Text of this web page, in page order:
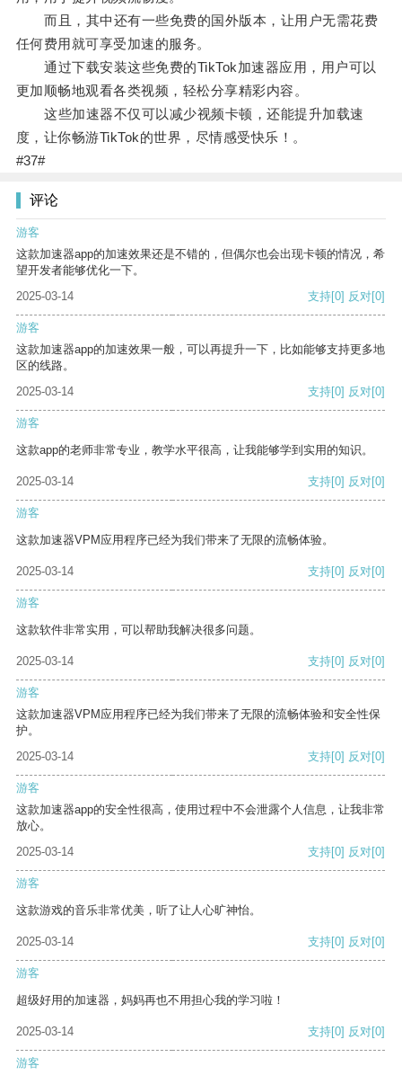
而且，其中还有一些免费的国外版本，让用户无需花费
任何费用就可享受加速的服务。
通过下载安装这些免费的TikTok加速器应用，用户可以
更加顺畅地观看各类视频，轻松分享精彩内容。
这些加速器不仅可以减少视频卡顿，还能提升加载速
度，让你畅游TikTok的世界，尽情感受快乐！。
#37#
评论
游客
这款加速器app的加速效果还是不错的，但偶尔也会出现卡顿的情况，希
望开发者能够优化一下。
2025-03-14
支持[0] 反对[0]
游客
这款加速器app的加速效果一般，可以再提升一下，比如能够支持更多地
区的线路。
2025-03-14
支持[0] 反对[0]
游客
这款app的老师非常专业，教学水平很高，让我能够学到实用的知识。
2025-03-14 支持[0] 反对[0]
游客
这款加速器VPM应用程序已经为我们带来了无限的流畅体验。
2025-03-14 支持[0] 反对[0]
游客
这款软件非常实用，可以帮助我解决很多问题。
2025-03-14 支持[0] 反对[0]
游客
这款加速器VPM应用程序已经为我们带来了无限的流畅体验和安全性保
护。
2025-03-14
支持[0] 反对[0]
游客
这款加速器app的安全性很高，使用过程中不会泄露个人信息，让我非常
放心。
2025-03-14
支持[0] 反对[0]
游客
这款游戏的音乐非常优美，听了让人心旷神怡。
2025-03-14 支持[0] 反对[0]
游客
超级好用的加速器，妈妈再也不用担心我的学习啦！
2025-03-14 支持[0] 反对[0]
游客